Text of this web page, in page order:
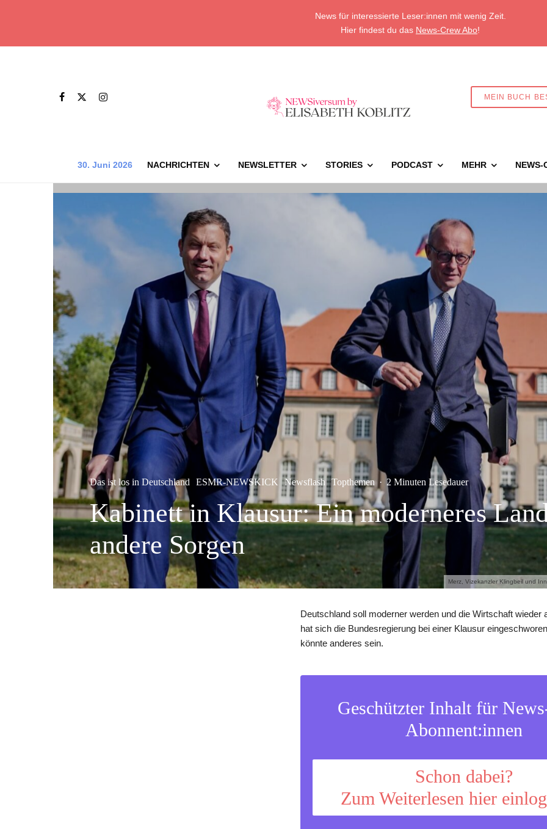
News für interessierte Leser:innen mit wenig Zeit.
Hier findest du das News-Crew Abo!
MEIN BUCH
30. Juni 2026 NACHRICHTEN NEWSLETTER STORIES PODCAST MEHR NEWS-
Merz, Vizekanzler Klingbeil und
Das ist los in Deutschland ESMR-NEWSKICK Newsflash Topthemen · 2 Minuten Lesedauer
Kabinett in Klausur: Ein moderneres
andere Sorgen
Deutschland soll moderner werden und die Wirtschaft wieder
hat sich die Bundesregierung bei einer Klausur
könnte anderes sein.
Geschützter Inhalt für
Abonnent:innen
Schon dabei?
Zum Weiterlesen hier